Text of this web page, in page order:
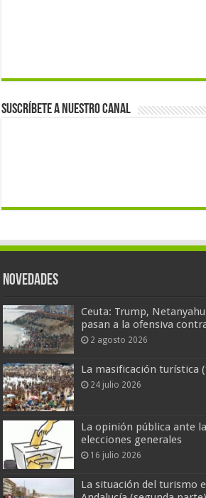
Suscríbete a nuestro canal
Novedades
Ceuta: Trump,
pasan a la ofensiva
2 agosto 2026
La masificación turística
24 julio 2026
La opinión pública ante
elecciones generales
16 julio 2026
La situación del turismo